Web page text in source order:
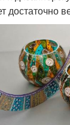
достаточно